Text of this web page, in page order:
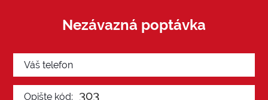
Nezávazná poptávka